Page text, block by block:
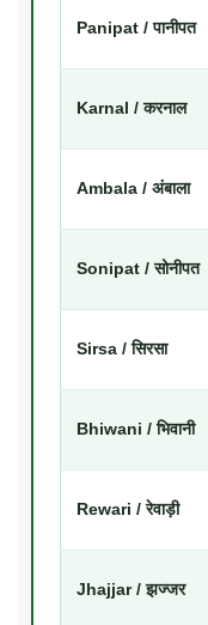
Panipat / पानीपत
Karnal / करनाल
Ambala / अंबाला
Sonipat / सोनीपत
Sirsa / सिरसा
Bhiwani / भिवानी
Rewari / रेवाड़ी
Jhajjar / झज्जर